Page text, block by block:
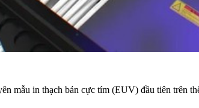
mẫu in thạch bản cực tím (EUV) đầu tiên trên